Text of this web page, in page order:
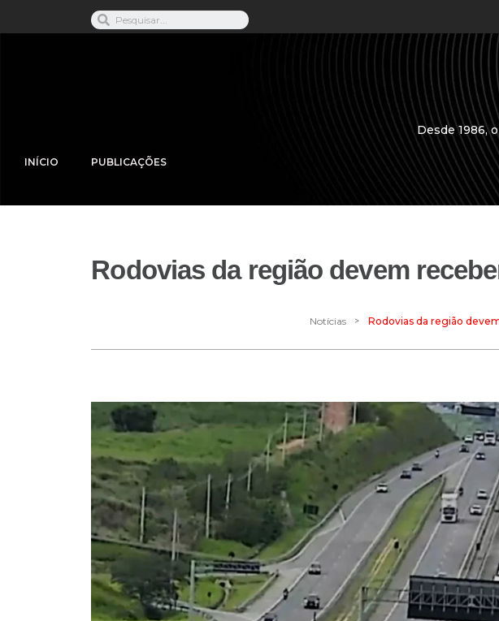
Desde 1986,
INÍCIO PUBLICAÇÕES
Rodovias da região devem
Notícias > Rodovias da região